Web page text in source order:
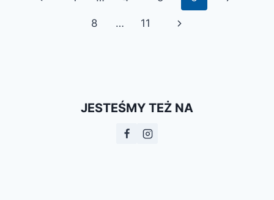
8 … 11
Następna
JESTEŚMY TEŻ NA